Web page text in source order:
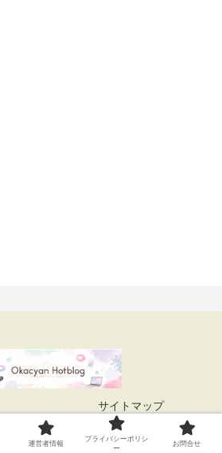
サイトマップ
プライバシーポリシー
運営者情報
プライバシーポリシ
ー
お問合せ